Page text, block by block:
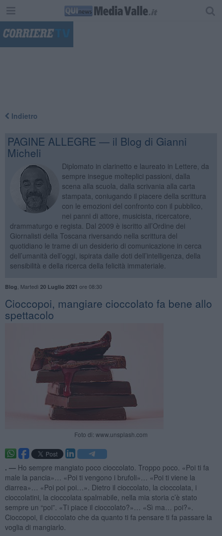
Indietro
PAGINE ALLEGRE — il Blog di Gianni
Micheli
Diplomato in clarinetto e laureato in Lettere, da
sempre insegue molteplici passioni, dalla
scena alla scuola, dalla scrivania alla carta
stampata, coniugando il piacere della scrittura
con le emozioni del confronto con il pubblico,
nei panni di attore, musicista, ricercatore,
drammaturgo e regista. Dal 2009 è iscritto all’Ordine dei
Giornalisti della Toscana riversando nella scrittura del
quotidiano le trame di un desiderio di comunicazione in cerca
dell’umanità dell’oggi, ispirata dalle doti dell’intelligenza, della
sensibilità e della ricerca della felicità immateriale.
Blog Martedì 20 Luglio 2021 ore 08:30
Cioccopoi, mangiare cioccolato fa bene allo
spettacolo
Foto di: www.unsplash.com
. — Ho sempre mangiato poco cioccolato. Troppo poco. «Poi ti fa
male la pancia»… «Poi ti vengono i brufoli»… «Poi ti viene la
diarrea»… «Poi poi poi…». Dietro il cioccolato, la cioccolata, i
cioccolatini, la cioccolata spalmabile, nella mia storia c’è stato
sempre un “poi”. «Ti piace il cioccolato?»… «Sì ma… poi?».
Cioccopoi, il cioccolato che da quanto ti fa pensare ti fa passare la
voglia di mangiarlo.